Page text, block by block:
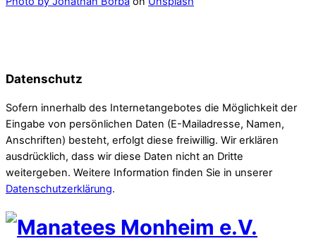
Datenschutz
Sofern innerhalb des Internetangebotes die Möglichkeit der
Eingabe von persönlichen Daten (E-Mailadresse, Namen,
Anschriften) besteht, erfolgt diese freiwillig. Wir erklären
ausdrücklich, dass wir diese Daten nicht an Dritte
weitergeben. Weitere Information finden Sie in unserer
Datenschutzerklärung.